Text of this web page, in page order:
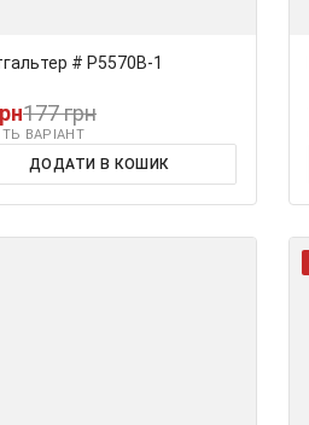
# Р5570В-1
177 грн
ВАРІАНТ
ДОДАТИ В КОШИК